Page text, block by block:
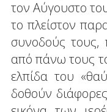
τον Αύγουστο
το πλείστον
συνοδούς
από πάνω τους
ελπίδα του
δοθούν